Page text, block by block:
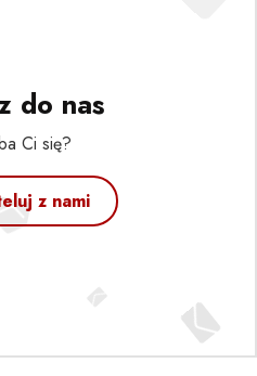
do nas
Ci się?
z nami